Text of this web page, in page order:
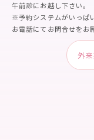
午前診にお越し下さい。
※予約システムがいっぱ
お電話にてお問合せをお
外